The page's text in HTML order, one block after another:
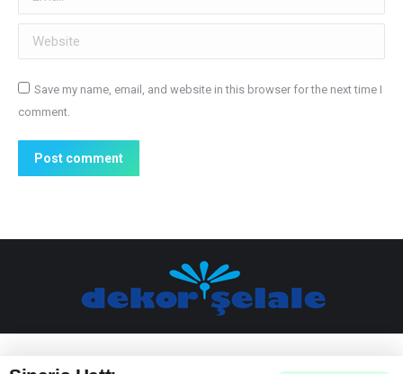
Website
Save my name, email, and website in this browser for the next time I
comment.
Post comment